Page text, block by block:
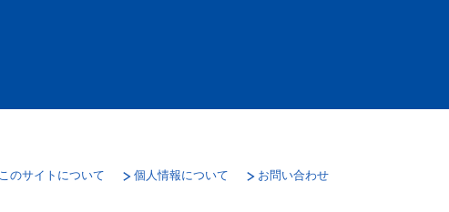
このサイトについて 個人情報について お問い合わせ